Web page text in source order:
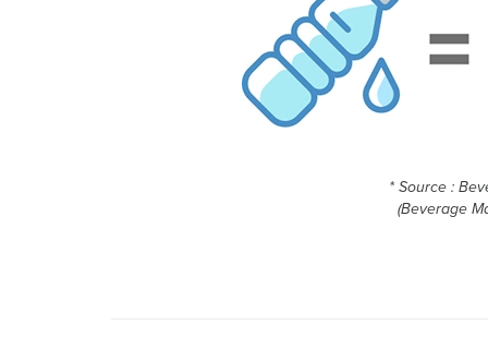
* Source :
(Beverage